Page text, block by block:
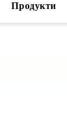
Продукти